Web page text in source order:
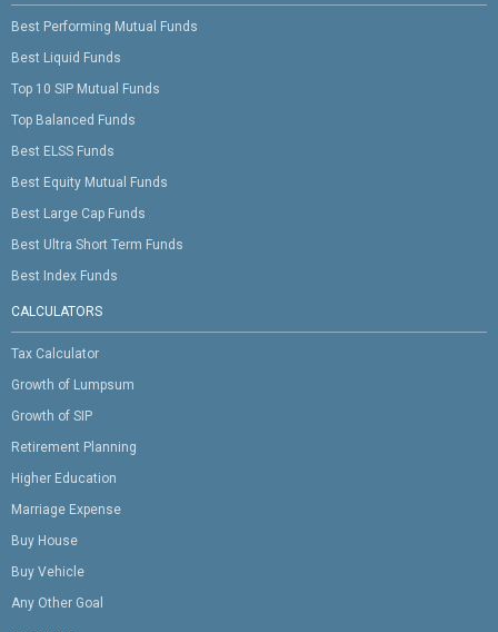
Best Performing Mutual Funds
Best Liquid Funds
Top 10 SIP Mutual Funds
Top Balanced Funds
Best ELSS Funds
Best Equity Mutual Funds
Best Large Cap Funds
Best Ultra Short Term Funds
Best Index Funds
CALCULATORS
Tax Calculator
Growth of Lumpsum
Growth of SIP
Retirement Planning
Higher Education
Marriage Expense
Buy House
Buy Vehicle
Any Other Goal